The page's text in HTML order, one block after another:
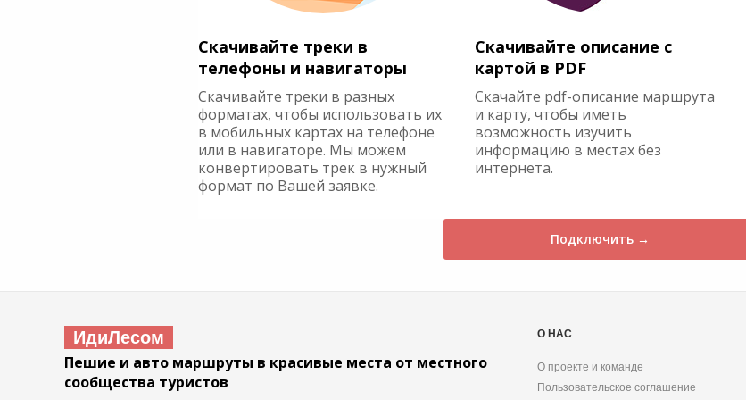
Скачивайте треки в
телефоны и навигаторы
Скачивайте треки в разных
форматах, чтобы использовать их
в мобильных картах на телефоне
или в навигаторе. Мы можем
конвертировать трек в нужный
формат по Вашей заявке.
Скачивайте описание с
картой в PDF
Скачайте pdf-описание маршрута
и карту, чтобы иметь
возможность изучить
информацию в местах без
интернета.
Подключить →
ИдиЛесом
Пешие и авто маршруты в красивые места от местного
сообщества туристов
О НАС
О проекте и команде
Пользовательское соглашение